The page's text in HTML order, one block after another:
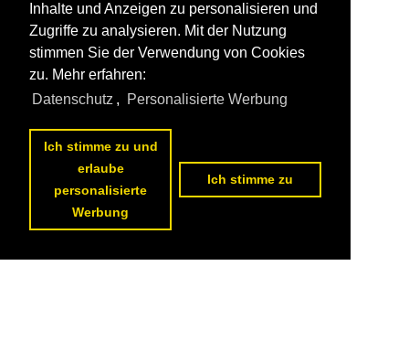
Inhalte und Anzeigen zu personalisieren und
Zugriffe zu analysieren. Mit der Nutzung
stimmen Sie der Verwendung von Cookies
zu. Mehr erfahren:
Datenschutz , Personalisierte Werbung
Ich stimme zu und
erlaube
personalisierte
Werbung
Ich stimme zu